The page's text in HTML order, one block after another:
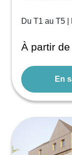
Du T1 au T5
À partir de
En